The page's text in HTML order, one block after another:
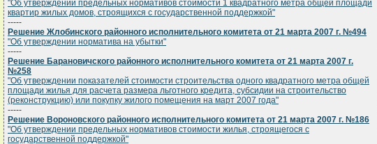
"Об утверждении предельных нормативов стоимости 1 квадратного метра общей площади
квартир жилых домов, строящихся с государственной поддержкой"
-----
Решение Жлобинского районного исполнительного комитета от 21 марта 2007 г. №494
"Об утверждении норматива на убытки"
-----
Решение Барановичского районного исполнительного комитета от 21 марта 2007 г.
№258
"Об утверждении показателей стоимости строительства одного квадратного метра общей
площади жилья для расчета размера льготного кредита, субсидии на строительство
(реконструкцию) или покупку жилого помещения на март 2007 года"
-----
Решение Вороновского районного исполнительного комитета от 21 марта 2007 г. №186
"Об утверждении предельных нормативов стоимости жилья, строящегося с
государственной поддержкой"